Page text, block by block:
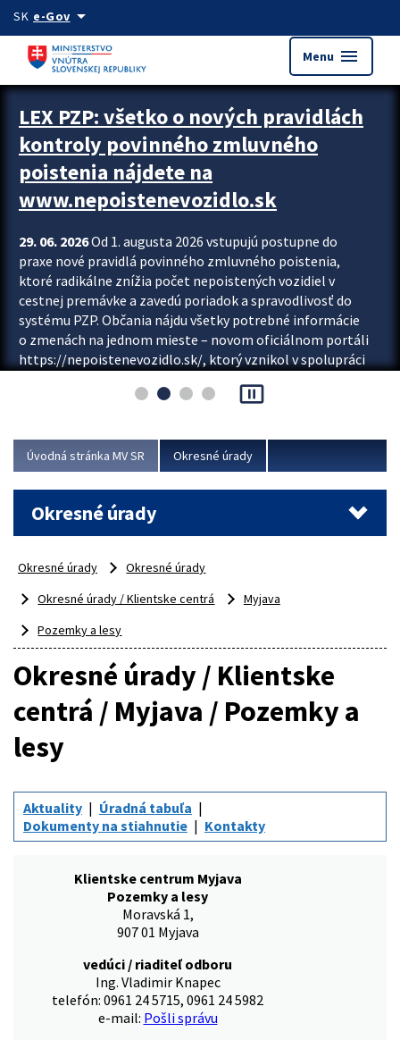
Preskocit na hlavný obsah
SK e-Govarrow_drop_down
Menu menu
Zastavit automatický posun upútavok
LEX PZP: všetko o nových pravidlách
kontroly povinného zmluvného
poistenia nájdete na
www.nepoistenevozidlo.sk
29. 06. 2026Od 1. augusta 2026 vstupujú postupne do
praxe nové pravidlá povinného zmluvného poistenia,
ktoré radikálne znížia počet nepoistených vozidiel v
cestnej premávke a zavedú poriadok a spravodlivosť do
systému PZP. Občania nájdu všetky potrebné informácie
o zmenách na jednom mieste – novom oficiálnom portáli
https://nepoistenevozidlo.sk/, ktorý vznikol v spolupráci
asociácie poisťovní (SLASPO) a Ministerstva vnútra SR.
Viac
pause_presentation
Úvodná stránka MV SR Okresné úrady
Okresné úrady
Okresné úrady
Okresné úrady
Okresné úrady / Klientske centrá
Myjava
Pozemky a lesy
Okresné úrady / Klientske
centrá / Myjava / Pozemky a
lesy
Aktuality
Úradná tabuľa
Dokumenty na stiahnutie
Kontakty
Klientske centrum Myjava
Pozemky a lesy
Moravská 1,
907 01 Myjava
vedúci / riaditeľ odboru
Ing. Vladimir Knapec
telefón: 0961 24 5715, 0961 24 5982
e-mail: Pošli správu